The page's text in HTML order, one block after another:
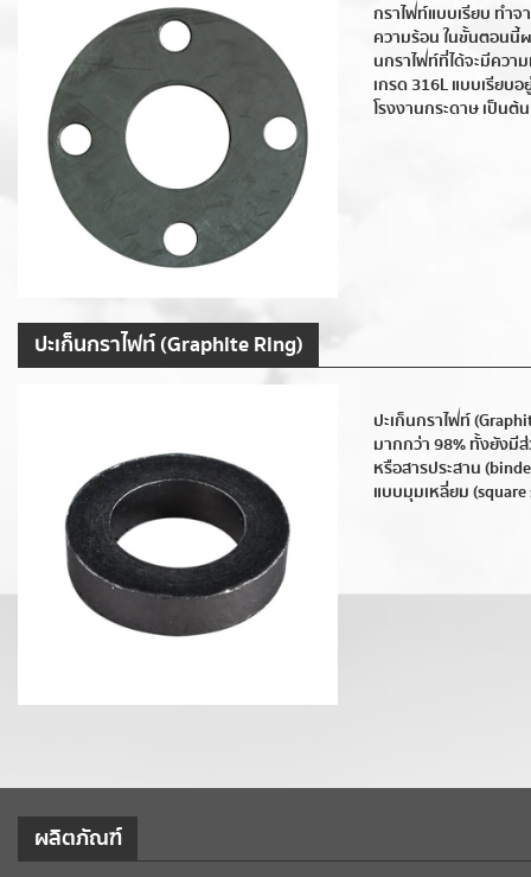
กราไฟท์แบบเรียบ ทำ
ความร้อน ในขั้นตอนนี้
นกราไฟท์ที่ได้จะมีควา
เกรด 316L แบบเรียบ
โรงงานกระดาษ เป็นต้น
ปะเก็นกราไฟท์ (Graphite Ring)
ปะเก็นกราไฟท์
มากกว่า 98% ทั้งยังมี
หรือสารประสาน
แบบมุมเหลี่ยม
ผลิตภัณฑ์